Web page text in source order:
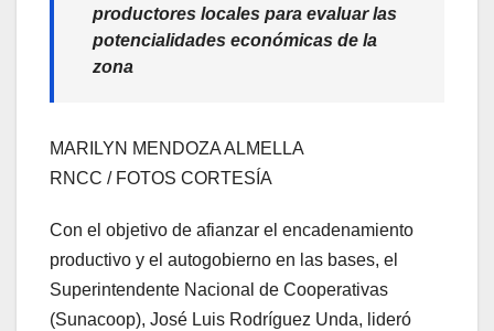
productores locales para evaluar las
potencialidades económicas de la
zona
MARILYN MENDOZA ALMELLA
RNCC / FOTOS CORTESÍA
Con el objetivo de afianzar el encadenamiento
productivo y el autogobierno en las bases, el
Superintendente Nacional de Cooperativas
(Sunacoop), José Luis Rodríguez Unda, lideró